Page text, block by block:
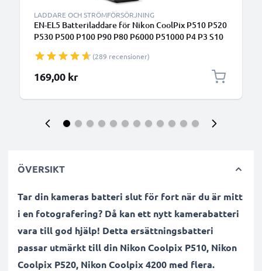
LADDARE OCH STRÖMFÖRSÖRJNING
EN-EL5 Batteriladdare för Nikon CoolPix P510 P520
P530 P500 P100 P90 P80 P6000 P51000 P4 P3 S10
(289 recensioner)
169,00 kr
ÖVERSIKT
Tar din kameras batteri slut för fort när du är mitt
i en fotografering? Då kan ett nytt kamerabatteri
vara till god hjälp! Detta ersättningsbatteri
passar utmärkt till din Nikon Coolpix P510, Nikon
Coolpix P520, Nikon Coolpix 4200 med flera.